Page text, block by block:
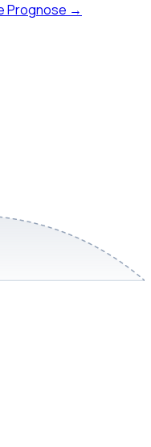
Prognose →